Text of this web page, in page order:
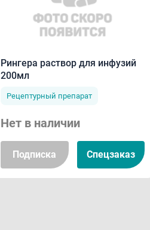
Рингера раствор для инфузий
200мл
Рецептурный препарат
Нет в наличии
Подписка Спецзаказ